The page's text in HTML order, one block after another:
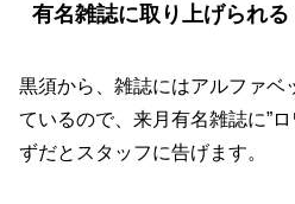
有名雑誌に取り上げられる
黒須から、雑誌にはアルファベ
ているので、来月有名雑誌に”
ずだとスタッフに告げます。